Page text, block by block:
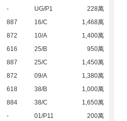
- UG/P1
228萬
887 16/C
1,468萬
872 10/A
1,400萬
616 25/B
950萬
887 25/C
1,450萬
872 09/A
1,380萬
618 38/B
1,000萬
884 38/C
1,650萬
- 01/P11
200萬